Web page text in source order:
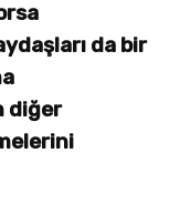
da bir
diğer